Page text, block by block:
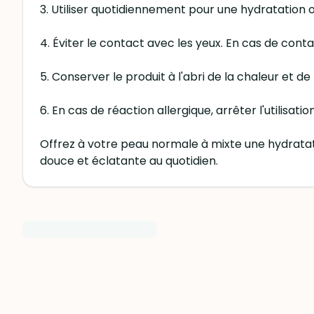
3. Utiliser quotidiennement pour une hydratation
4. Éviter le contact avec les yeux. En cas de
5. Conserver le produit à l'abri de la chaleur et de
6. En cas de réaction allergique, arrêter
Offrez à votre peau normale à mixte une
douce et éclatante au quotidien.